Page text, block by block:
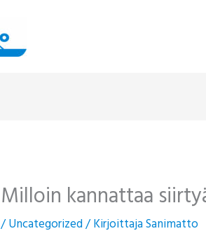
Milloin kannattaa
/Uncategorized/ KirjoittajaSanimatto